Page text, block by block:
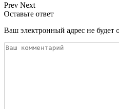
Prev Next
Оставьте ответ
Ваш электронный адрес не будет